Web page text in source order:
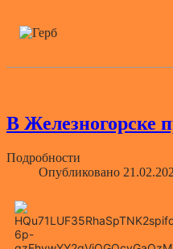
В Железногорске
Подробности
Опубликовано